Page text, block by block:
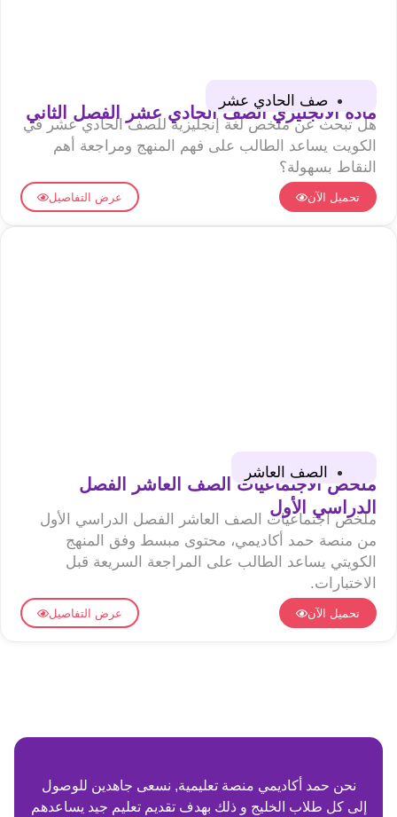
صف الحادي عشر
هل تبحث عن ملخص لغة إنجليزية للصف الحادي عشر في
الكويت يساعد الطالب على فهم المنهج ومراجعة أهم
النقاط بسهولة؟
مادة الانجليزي الصف الحادي عشر الفصل الثاني
تحميل الآن عرض التفاصيل
الصف العاشر
ملخص اجتماعيات الصف العاشر الفصل الدراسي الأول
من منصة حمد أكاديمي، محتوى مبسط وفق المنهج
الكويتي يساعد الطالب على المراجعة السريعة قبل
الاختبارات.
ملخص الاجتماعيات الصف العاشر الفصل
الدراسي الأول
تحميل الآن عرض التفاصيل
نحن حمد أكاديمي منصة تعليمية, نسعى جاهدين للوصول
إلى كل طلاب الخليج و ذلك بهدف تقديم تعليم جيد يساعدهم